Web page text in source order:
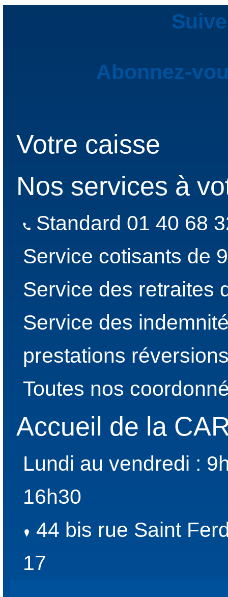
Abonnez-
Votre caisse
Nos services à
Standard 01 40 68
Service cotisants de
Service des retraites
Service des
prestations
Toutes nos
Accueil de la
Lundi au vendredi :
16h30
44 bis rue Saint
17